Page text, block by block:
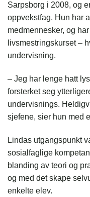
Sarpsborg i 2008, og
oppvekstfag. Hun har
medmennesker, og
livsmestringskurset –
undervisning.
– Jeg har lenge hatt
forsterket seg
undervisnings.
sjefene, sier hun med
Lindas utgangspunkt
sosialfaglige
blanding av teori og
og med det skape
enkelte elev.